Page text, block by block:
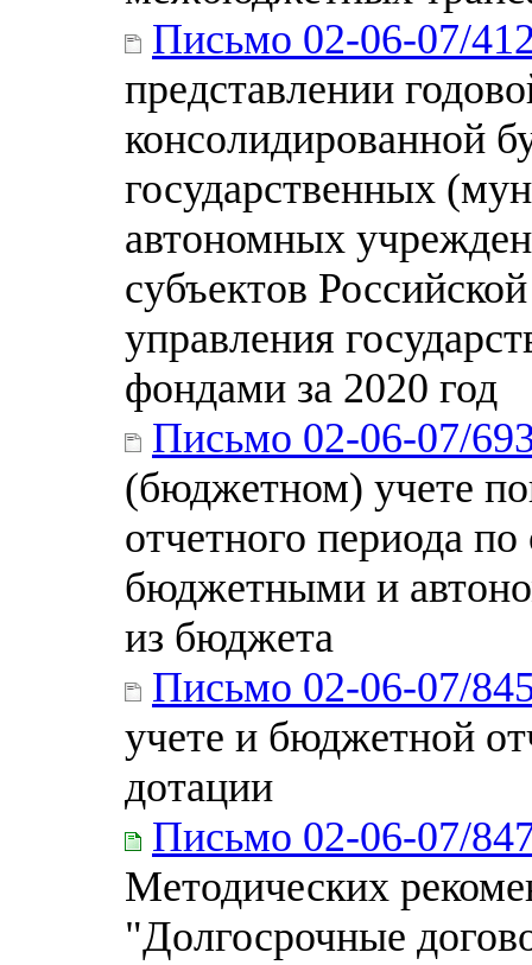
Письмо 02-06-07/
представлении
консолидированной
государственных
автономных
субъектов
управления
фондами за 2020 год
Письмо 02-06-07/
(бюджетном) учете
отчетного периода
бюджетными и
из бюджета
Письмо 02-06-07/
учете и бюджетной
дотации
Письмо 02-06-07/
Методических
"Долгосрочные